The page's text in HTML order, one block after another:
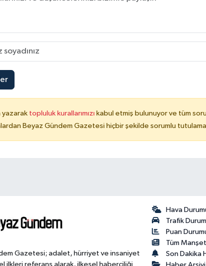
yazarak topluluk kurallarımızı kabul etmiş bulunuyor ve tüm
Beyaz Gündem Gazetesi hiçbir şekilde sorumlu
Gazetesi; adalet, hürriyet ve insaniyet
ilkleri referans alarak, ilkesel haberciliği
Hava
Trafik
Puan
Tüm
Son Dakika